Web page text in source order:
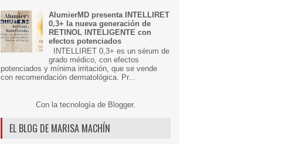
AlumierMD presenta INTELLIRET
0,3+ la nueva generación de
RETINOL INTELIGENTE con
efectos potenciados
INTELLIRET 0,3+ es un sérum de
grado médico, con efectos
potenciados y mínima irritación, que se vende
con recomendación dermatológica. Pr...
Con la tecnología de Blogger.
EL BLOG DE MARISA MACHÍN